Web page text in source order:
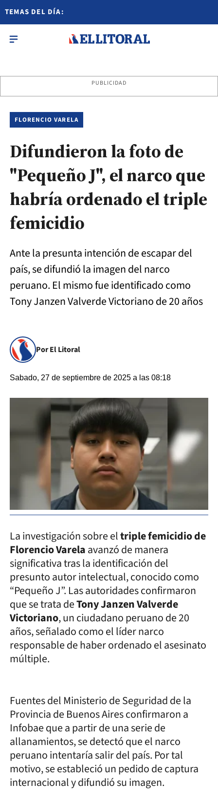
TEMAS DEL DÍA:
PUBLICIDAD
FLORENCIO VARELA
Difundieron la foto de
"Pequeño J", el narco que
habría ordenado el triple
femicidio
Ante la presunta intención de escapar del
país, se difundió la imagen del narco
peruano. El mismo fue identificado como
Tony Janzen Valverde Victoriano de 20 años
Por El Litoral
Sabado, 27 de septiembre de 2025 a las 08:18
La investigación sobre eltriple femicidio de
Florencio Varelaavanzó de manera
significativa tras la identificación del
presunto autor intelectual, conocido como
“Pequeño J”. Las autoridades confirmaron
que se trata deTony Janzen Valverde
Victoriano, un ciudadano peruano de 20
años, señalado como el líder narco
responsable de haber ordenado el asesinato
múltiple.
Fuentes del Ministerio de Seguridad de la
Provincia de Buenos Aires confirmaron a
Infobae que a partir de una serie de
allanamientos, se detectó que el narco
peruano intentaría salir del país. Por tal
motivo, se estableció un pedido de captura
internacional y difundió su imagen.